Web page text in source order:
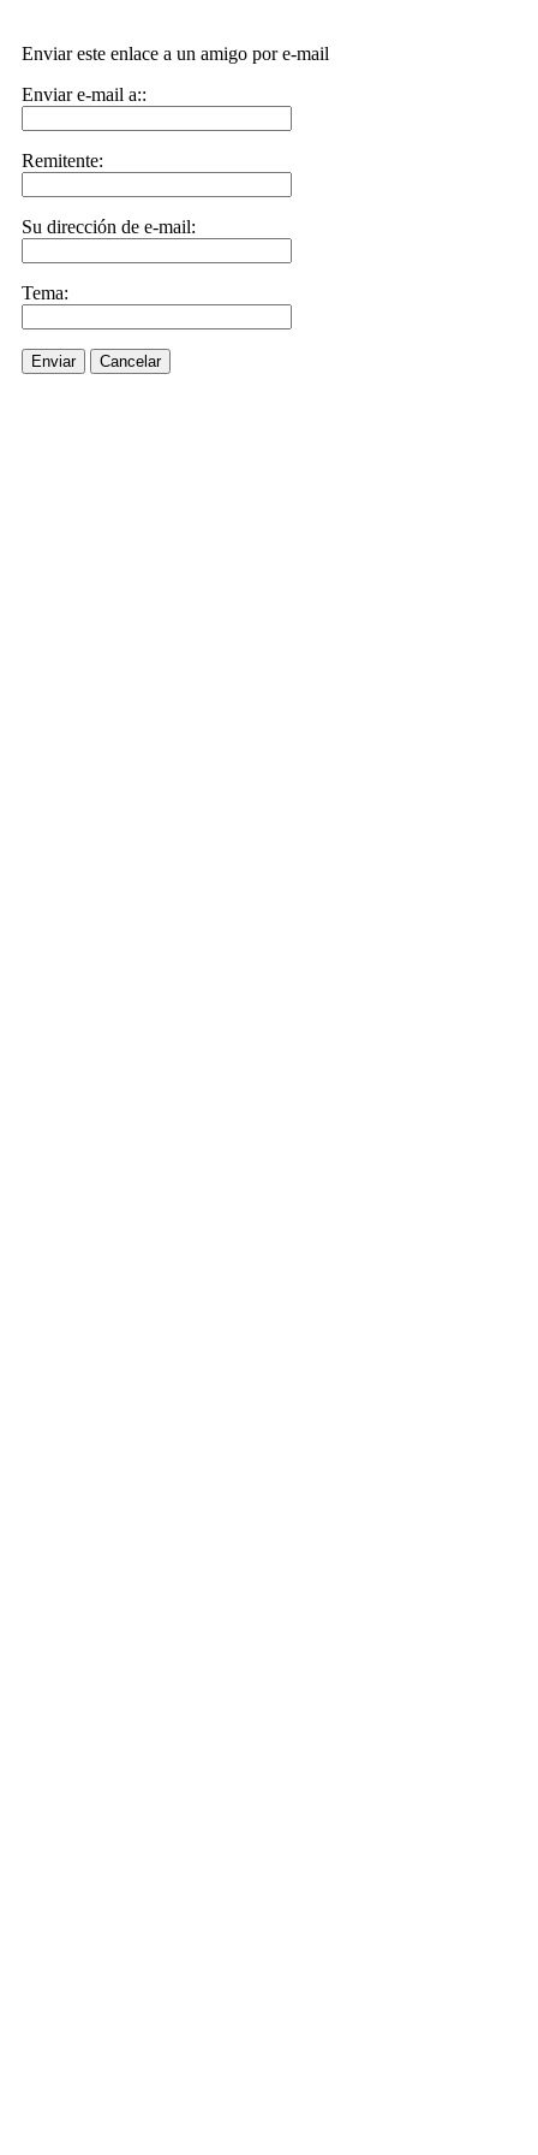
Enviar este enlace a un amigo por e-mail
Enviar e-mail a::
Remitente:
Su dirección de e-mail:
Tema:
Enviar Cancelar